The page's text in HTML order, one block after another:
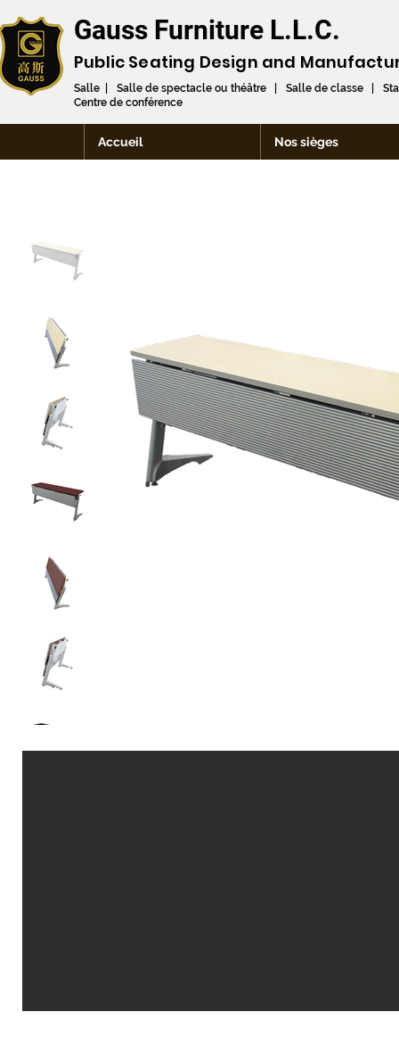
Gauss Furniture L.L.C.
Public Seating Design and
Salle | Salle de spectacle ou théâtre | Salle de classe |
Centre de conférence
Accueil Nos sièges